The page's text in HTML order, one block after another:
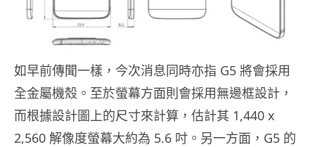
如早前傳聞一樣，今次消息同時亦指 G5 將會採用
全金屬機殼。至於螢幕方面則會採用無邊框設計，
而根據設計圖上的尺寸來計算，估計其 1,440 x
2,560 解像度螢幕大約為 5.6 吋。另一方面，G5 的